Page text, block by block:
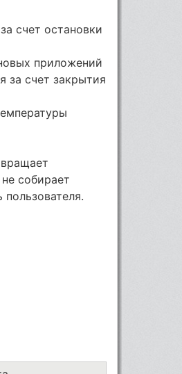
счет остановки
приложений
за счет закрытия
собирает